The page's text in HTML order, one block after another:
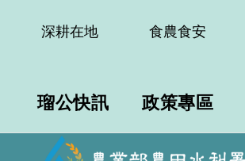
深耕在地 食農食安
瑠公快訊 政策專區